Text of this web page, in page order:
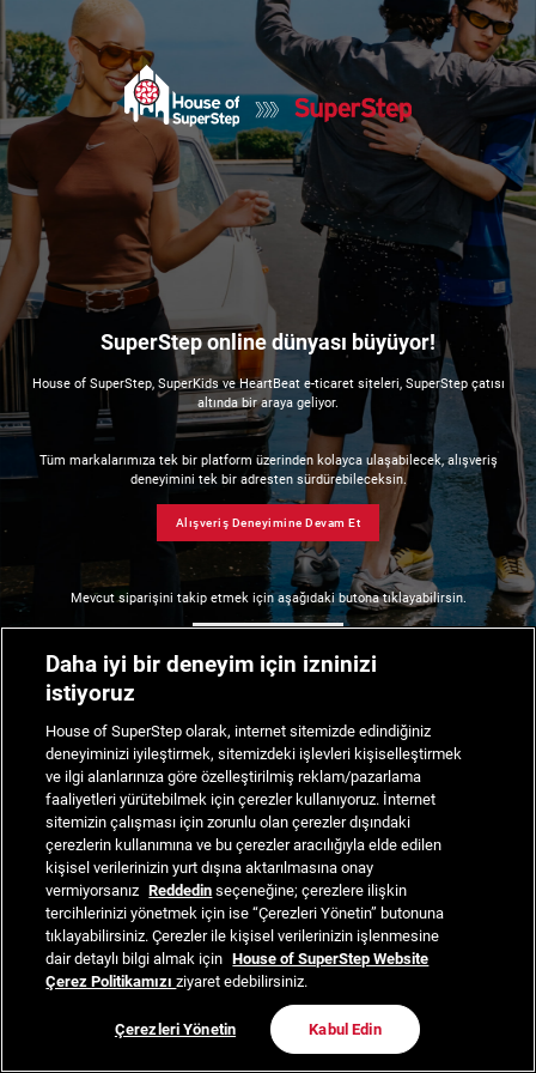
SuperStep online dünyası büyüyor!
House of SuperStep, SuperKids ve HeartBeat e-ticaret siteleri, SuperStep çatısı
altında bir araya geliyor.
Tüm markalarımıza tek bir platform üzerinden kolayca ulaşabilecek, alışveriş
deneyimini tek bir adresten sürdürebileceksin.
Alışveriş Deneyimine Devam Et
Mevcut siparişini takip etmek için aşağıdaki butona tıklayabilirsin.
Daha iyi bir deneyim için izninizi
istiyoruz
House of SuperStep olarak, internet sitemizde edindiğiniz
deneyiminizi iyileştirmek, sitemizdeki işlevleri kişiselleştirmek
ve ilgi alanlarınıza göre özelleştirilmiş reklam/pazarlama
faaliyetleri yürütebilmek için çerezler kullanıyoruz. İnternet
sitemizin çalışması için zorunlu olan çerezler dışındaki
çerezlerin kullanımına ve bu çerezler aracılığıyla elde edilen
kişisel verilerinizin yurt dışına aktarılmasına onay
vermiyorsanız Reddedin seçeneğine; çerezlere ilişkin
tercihlerinizi yönetmek için ise “Çerezleri Yönetin” butonuna
tıklayabilirsiniz. Çerezler ile kişisel verilerinizin işlenmesine
dair detaylı bilgi almak için House of SuperStep Website
Çerez Politikamızıziyaret edebilirsiniz.
Çerezleri Yönetin Kabul Edin